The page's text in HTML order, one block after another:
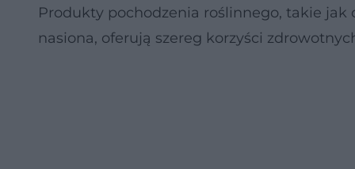
Produkty pochodzenia roślinnego, takie jak
nasiona, oferują szereg korzyści